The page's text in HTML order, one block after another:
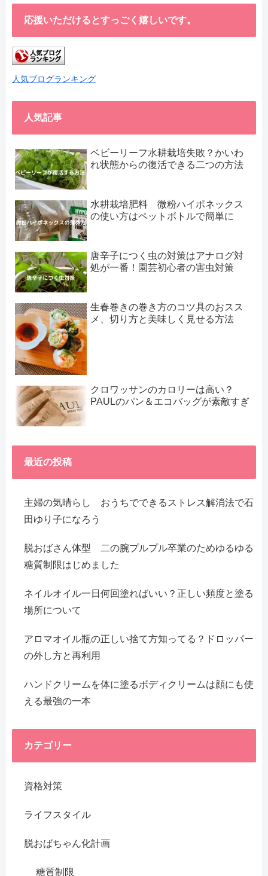
応援いただけるとすっごく嬉しいです。
人気ブログランキング
人気記事
ベビーリーフ水耕栽培失敗？かいわ
れ状態からの復活できる二つの方法
水耕栽培肥料 微粉ハイポネックス
の使い方はペットボトルで簡単に
唐辛子につく虫の対策はアナログ対
処が一番！園芸初心者の害虫対策
生春巻きの巻き方のコツ具のおスス
メ、切り方と美味しく見せる方法
クロワッサンのカロリーは高い？
PAULのパン＆エコバッグが素敵すぎ
最近の投稿
主婦の気晴らし おうちでできるストレス解消法で石
田ゆり子になろう
脱おばさん体型 二の腕プルプル卒業のためゆるゆる
糖質制限はじめました
ネイルオイル一日何回塗ればいい？正しい頻度と塗る
場所について
アロマオイル瓶の正しい捨て方知ってる？ドロッパー
の外し方と再利用
ハンドクリームを体に塗るボディクリームは顔にも使
える最強の一本
カテゴリー
資格対策
ライフスタイル
脱おばちゃん化計画
糖質制限